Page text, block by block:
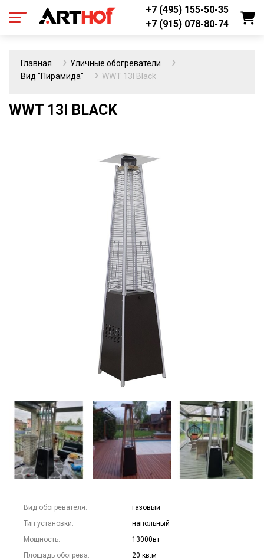
+7 (495) 155-50-35
+7 (915) 078-80-74
Главная
Уличные обогреватели
Вид "Пирамида"
WWT 13I Black
WWT 13I BLACK
Вид обогревателя:
газовый
Тип установки:
напольный
Мощность:
13000вт
Площадь обогрева:
20 кв.м